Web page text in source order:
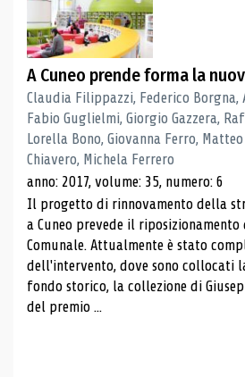
A Cuneo prende forma la
Claudia Filippazzi, Federico Borgna,
Fabio Guglielmi, Giorgio Gazzera,
Lorella Bono, Giovanna Ferro,
Chiavero, Michela Ferrero
anno: 2017, volume: 35, numero: 6
Il progetto di rinnovamento della
a Cuneo prevede il
Comunale. Attualmente è stato
dell'intervento, dove sono collocati
fondo storico, la collezione di
del premio ...